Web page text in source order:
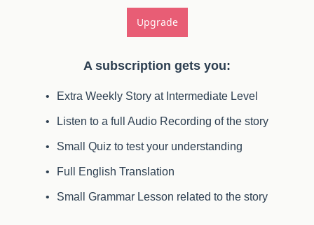
Upgrade
A subscription gets you:
Extra Weekly Story at Intermediate Level
Listen to a full Audio Recording of the story
Small Quiz to test your understanding
Full English Translation
Small Grammar Lesson related to the story